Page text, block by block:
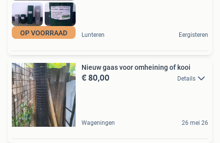
OP VOORRAAD Lunteren Eergisteren
Nieuw gaas voor omheining of kooi
€ 80,00 Details
Wageningen 26 mei 26